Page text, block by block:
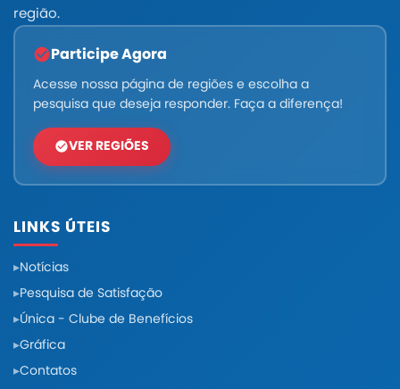
região.
Participe Agora
Acesse nossa página de regiões e escolha a
pesquisa que deseja responder. Faça a diferença!
VER REGIÕES
LINKS ÚTEIS
Notícias
Pesquisa de Satisfação
Única - Clube de Benefícios
Gráfica
Contatos